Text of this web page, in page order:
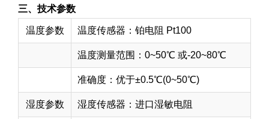
三、技术参数
温度参数 温度传感器：铂电阻 Pt100
温度测量范围：0~50℃ 或-20~80℃
准确度：优于±0.5℃(0~50℃)
湿度参数 湿度传感器：进口湿敏电阻